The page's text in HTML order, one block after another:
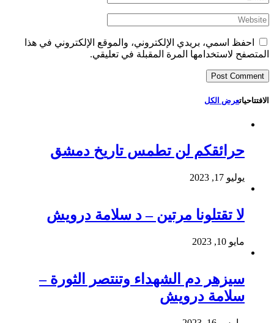
احفظ اسمي، بريدي الإلكتروني، والموقع الإلكتروني في هذا
المتصفح لاستخدامها المرة المقبلة في تعليقي.
الافتتاحياتعرض الكل
حرائقكم لن تطمس تاريخ دمشق
يوليو 17, 2023
لا تقتلونا مرتين – د سلامة درويش
مايو 10, 2023
سيزهر دم الشهداء وتنتصر الثورة –
سلامة درويش